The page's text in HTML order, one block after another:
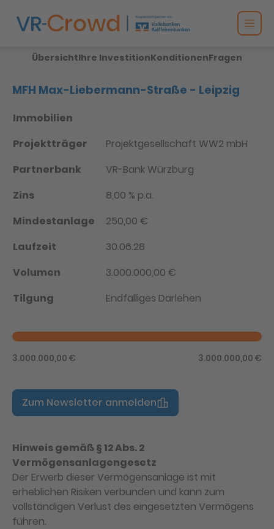
ÜbersichtIhre InvestitionKonditionenFragen
MFH Max-Liebermann-Straße - Leipzig
Immobilien
Projektträger
Projektgesellschaft WW2 mbH
Partnerbank
VR-Bank Würzburg
Zins
8,00 % p.a.
Mindestanlage
250,00 €
Laufzeit
30.06.28
Volumen
3.000.000,00 €
Tilgung
Endfälliges Darlehen
3.000.000,00 € 3.000.000,00 €
Zum Newsletter anmelden
Hinweis gemäß § 12 Abs. 2
Vermögensanlagengesetz
Der Erwerb dieser Vermögensanlage ist mit
erheblichen Risiken verbunden und kann zum
vollständigen Verlust des eingesetzten Vermögens
führen.